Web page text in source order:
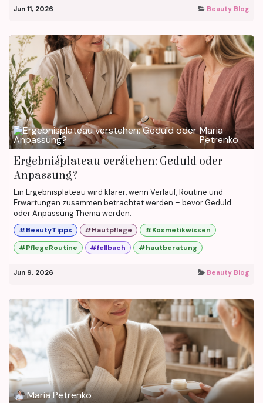
Jun 11, 2026 Beauty Blog
Maria
Petrenko
Ergebnisplateau verstehen: Geduld oder
Anpassung?
Ein Ergebnisplateau wird klarer, wenn Verlauf, Routine und
Erwartungen zusammen betrachtet werden – bevor Geduld
oder Anpassung Thema werden.
#BeautyTipps #Hautpflege
#Kosmetikwissen
#PflegeRoutine
#fellbach #hautberatung
Jun 9, 2026 Beauty Blog
Maria Petrenko